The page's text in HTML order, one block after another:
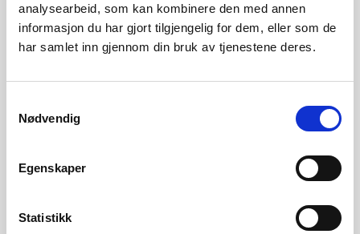
analysearbeid, som kan kombinere den med annen
informasjon du har gjort tilgjengelig for dem, eller som de
har samlet inn gjennom din bruk av tjenestene deres.
Nødvendig
Egenskaper
Statistikk
Målet er å finne årsaken til støyproblemer ved
anlegget. Norges vassdrags- og energidirektorat
(NVE) har nå godkjent denne søknaden, men med
NVE gir Namsos kommune et overtredelsesgebyr
21.05.2025
gebyret til Namsos kommune for ulovlig regulering
av Statlandvatnet og Storvatnet i